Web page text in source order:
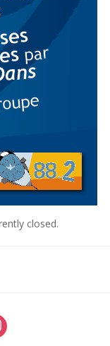
closed.